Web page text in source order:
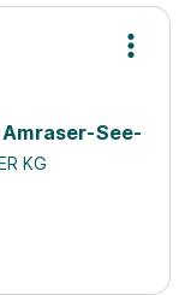
See-
KG